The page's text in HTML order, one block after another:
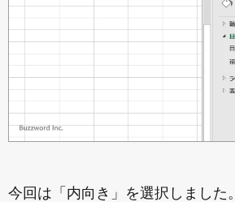
今回は「内向き」を選択しました。